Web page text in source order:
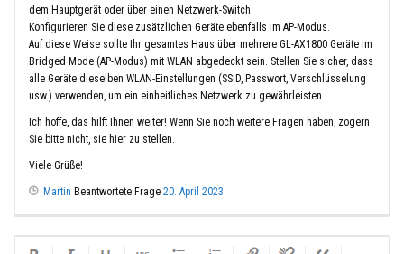
dem Hauptgerät oder über einen Netzwerk-Switch.
Konfigurieren Sie diese zusätzlichen Geräte ebenfalls im AP-Modus.
Auf diese Weise sollte Ihr gesamtes Haus über mehrere GL-AX1800 Geräte im
Bridged Mode (AP-Modus) mit WLAN abgedeckt sein. Stellen Sie sicher, dass
alle Geräte dieselben WLAN-Einstellungen (SSID, Passwort, Verschlüsselung
usw.) verwenden, um ein einheitliches Netzwerk zu gewährleisten.
Ich hoffe, das hilft Ihnen weiter! Wenn Sie noch weitere Fragen haben, zögern
Sie bitte nicht, sie hier zu stellen.
Viele Grüße!
Martin Beantwortete Frage 20. April 2023